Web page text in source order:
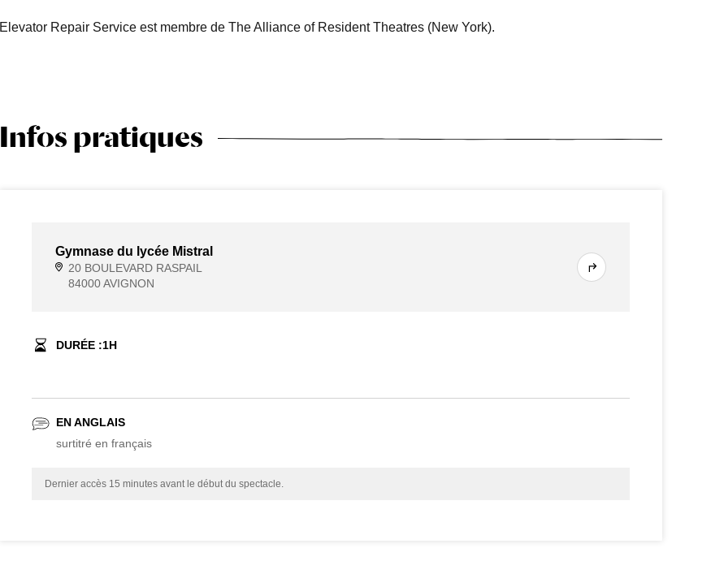
Elevator Repair Service est membre de The Alliance of Resident Theatres (New York).
Infos pratiques
Gymnase du lycée Mistral
20 BOULEVARD RASPAIL
84000 AVIGNON
DURÉE :1H
EN ANGLAIS
surtitré en français
Dernier accès 15 minutes avant le début du spectacle.